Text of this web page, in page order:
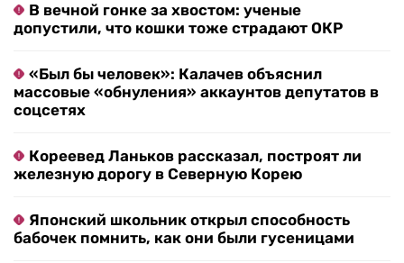
В вечной гонке за хвостом: ученые
допустили, что кошки тоже страдают ОКР
«Был бы человек»: Калачев объяснил
массовые «обнуления» аккаунтов депутатов в
соцсетях
Кореевед Ланьков рассказал, построят ли
железную дорогу в Северную Корею
Японский школьник открыл способность
бабочек помнить, как они были гусеницами